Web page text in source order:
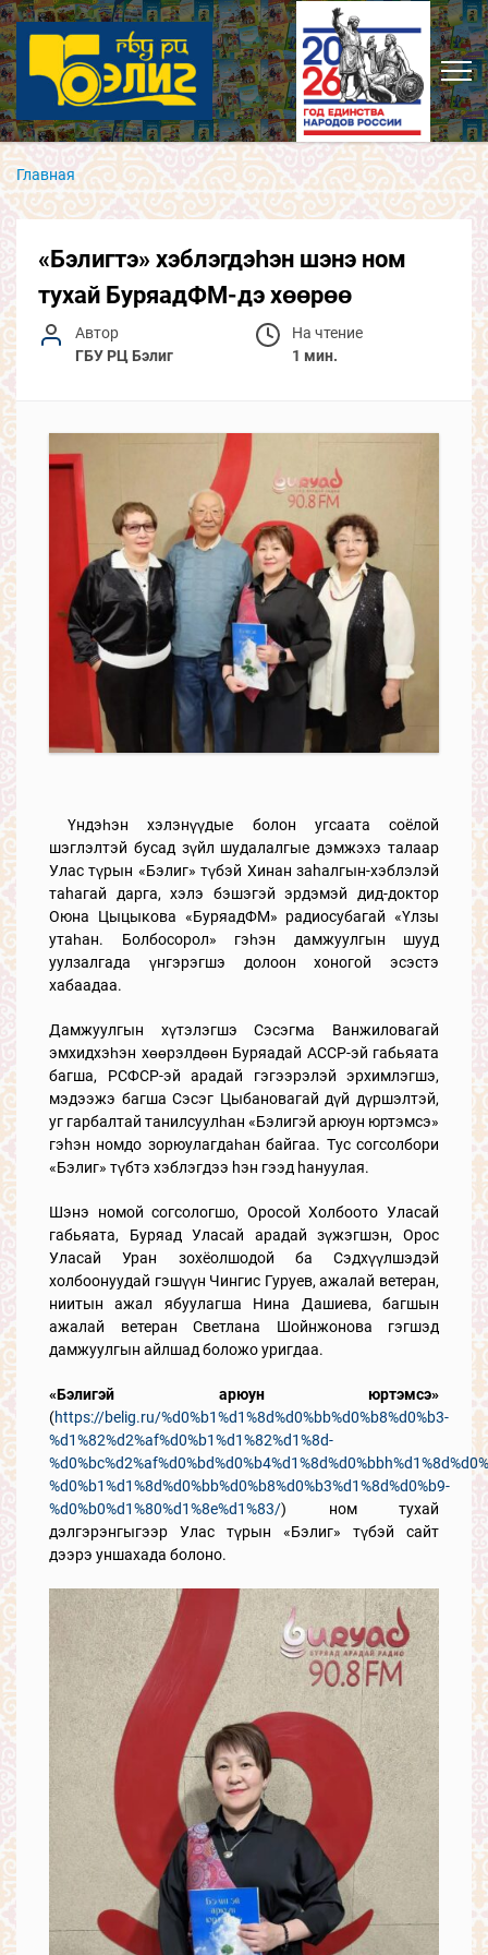
Главная
«Бэлигтэ» хэблэгдэһэн шэнэ ном
тухай БуряадФМ-дэ хөөрөө
Автор
ГБУ РЦ Бэлиг
На чтение
1 мин.
Үндэһэн хэлэнүүдые болон угсаата соёлой
шэглэлтэй бусад зүйл шудалалгые дэмжэхэ талаар
Улас түрын «Бэлиг» түбэй Хинан заhалгын-хэблэлэй
таhагай дарга, хэлэ бэшэгэй эрдэмэй дид-доктор
Оюна Цыцыкова «БуряадФМ» радиосубагай «Үлзы
утаһан. Болбосорол» гэһэн дамжуулгын шууд
уулзалгада үнгэрэгшэ долоон хоногой эсэстэ
хабаадаа.
Дамжуулгын хүтэлэгшэ Сэсэгма Ванжиловагай
эмхидхэһэн хөөрэлдөөн Буряадай АССР-эй габьяата
багша, РСФСР-эй арадай гэгээрэлэй эрхимлэгшэ,
мэдээжэ багша Сэсэг Цыбановагай дүй дүршэлтэй,
уг гарбалтай танилсуулһан «Бэлигэй арюун юртэмсэ»
гэhэн номдо зорюулагдаһан байгаа. Тус согсолбори
«Бэлиг» түбтэ хэблэгдээ hэн гээд hануулая.
Шэнэ номой согсологшо, Оросой Холбоото Уласай
габьяата, Буряад Уласай арадай зүжэгшэн, Орос
Уласай Уран зохёолшодой ба Сэдхүүлшэдэй
холбоонуудай гэшүүн Чингис Гуруев, ажалай ветеран,
ниитын ажал ябуулагша Нина Дашиева, багшын
ажалай ветеран Светлана Шойнжонова гэгшэд
дамжуулгын айлшад боложо уригдаа.
«Бэлигэй арюун юртэмсэ»
(https://belig.ru/%d0%b1%d1%8d%d0%bb%d0%b8%d0%b3-
%d1%82%d2%af%d0%b1%d1%82%d1%8d-
%d0%b1%d1%8d%d0%bb%d0%b8%d0%b3%d1%8d%d0%b9-
%d0%b0%d1%80%d1%8e%d1%83/) ном тухай
дэлгэрэнгыгээр Улас түрын «Бэлиг» түбэй сайт
дээрэ уншахада болоно.